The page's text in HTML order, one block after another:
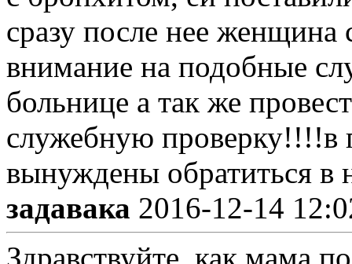
сразу после нее женщина
внимание на подобные
больнице а так же
служебную проверку!!!!в
вынуждены обратиться в
задавака 2016-12-14
Здравствуйте, как мама